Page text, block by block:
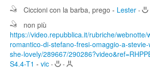
Ciccioni con la barba, prego - Lester -
non più
https://video.repubblica.it/rubriche/webnotte/
romantico-di-stefano-fresi-omaggio-a-
she-lovely/289667/
S4.4-T1 - vic - -